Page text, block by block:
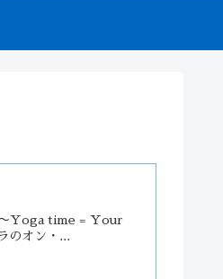
Yoga time = Your
のオン・...